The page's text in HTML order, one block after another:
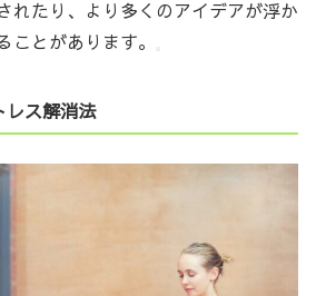
れたり、より多くのアイデアが浮か
ことがあります。
レス解消法